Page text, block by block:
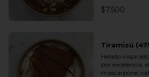
equilibrio
dulzor y
$7.500
Tiramisú
Helado
por excelencia,
mascarpone,